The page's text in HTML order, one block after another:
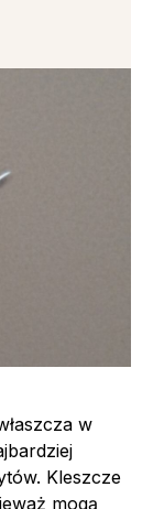
w
Kleszcze
mogą